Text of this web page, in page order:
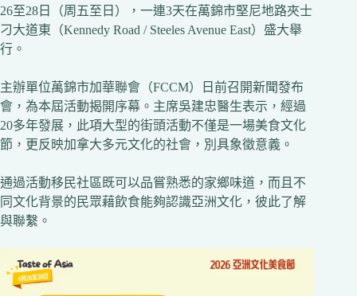
26至28日（周五至日），一連3天在萬錦市堅尼地路夾士
刁大道東（Kennedy Road / Steeles Avenue East）盛大舉
行。
主辦單位萬錦市加華聯會（FCCM）日前召開新聞發布
會，為本屆活動揭開序幕。主席吳建忠醫生表示，經過
20多年發展，此項大型的街頭活動不僅是一場美食文化
節，更反映加拿大多元文化的社會，別具象徵意義。
通過活動移民社區既可以品嘗熟悉的家鄉味道，而且不
同文化背景的民眾藉飲食能夠認識亞洲文化，彼此了解
與聯繫。